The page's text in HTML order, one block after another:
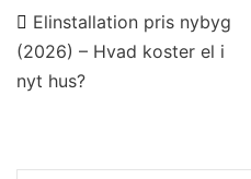
Indlægsnavigation
Elinstallation pris nybyg
(2026) – Hvad koster el i
nyt hus?